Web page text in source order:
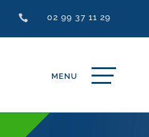
 02 99 37 11 29